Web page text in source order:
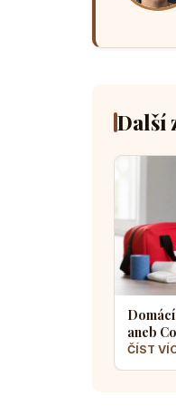
Další
aneb
pro
ČÍST